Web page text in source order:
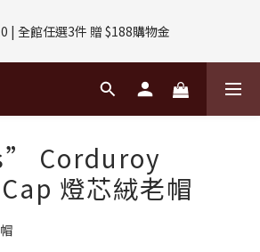
(數量有限售完不補)
| 全館任選3件 贈 $188購物金
正價商品 贈【威靈頓 / 波士頓墨鏡】
Corduroy
燈芯絨老帽